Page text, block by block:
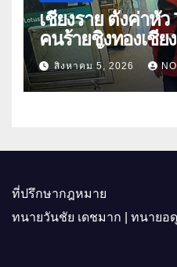
เชียงราย ตั้งค่าหัว 100,000 บาท
คนร้ายชิงทองเชีย
คนร้ายตั้งจุดตรวจ
สิงหาคม 5, 2026
ที่ปรึกษากฎหมาย
ทนายวันชัย เดชมาก | ทนายอ